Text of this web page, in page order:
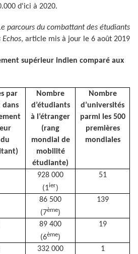
d'ici à 2020.
parcours du combattant des étudiants
Echos, article mis à jour le 6 août 2019
supérieur indien comparé aux
par
Nombre
d’étudiants
à l’étranger
(rang
mondial de
mobilité
étudiante)
Nombre
d’universités
parmi les 500
premières
mondiales
928 000
(1ier)
51
86 500
(7ème)
139
89 400
(6ème)
19
332 000
1